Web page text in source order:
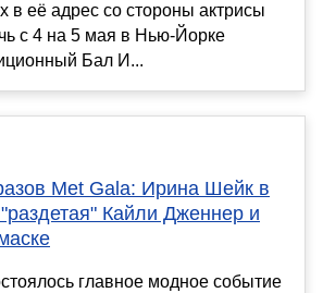
в её адрес со стороны актрисы
с 4 на 5 мая в Нью-Йорке
Бал И...
Met Gala: Ирина Шейк в
Кайли Дженнер и
главное модное событие